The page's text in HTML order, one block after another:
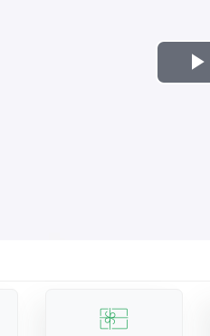
Play